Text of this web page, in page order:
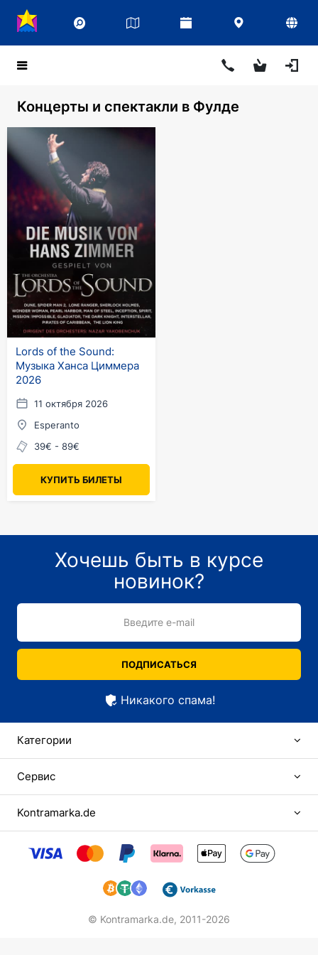
Концерты и спектакли в Фулде
Lords of the Sound:
Музыка Ханса Циммера
2026
11 октября 2026
Esperanto
39€ - 89€
КУПИТЬ БИЛЕТЫ
Хочешь быть в курсе
новинок?
Введите e-mail
ПОДПИСАТЬСЯ
Никакого спама!
Категории
Сервис
Kontramarka.de
© Kontramarka.de, 2011-2026